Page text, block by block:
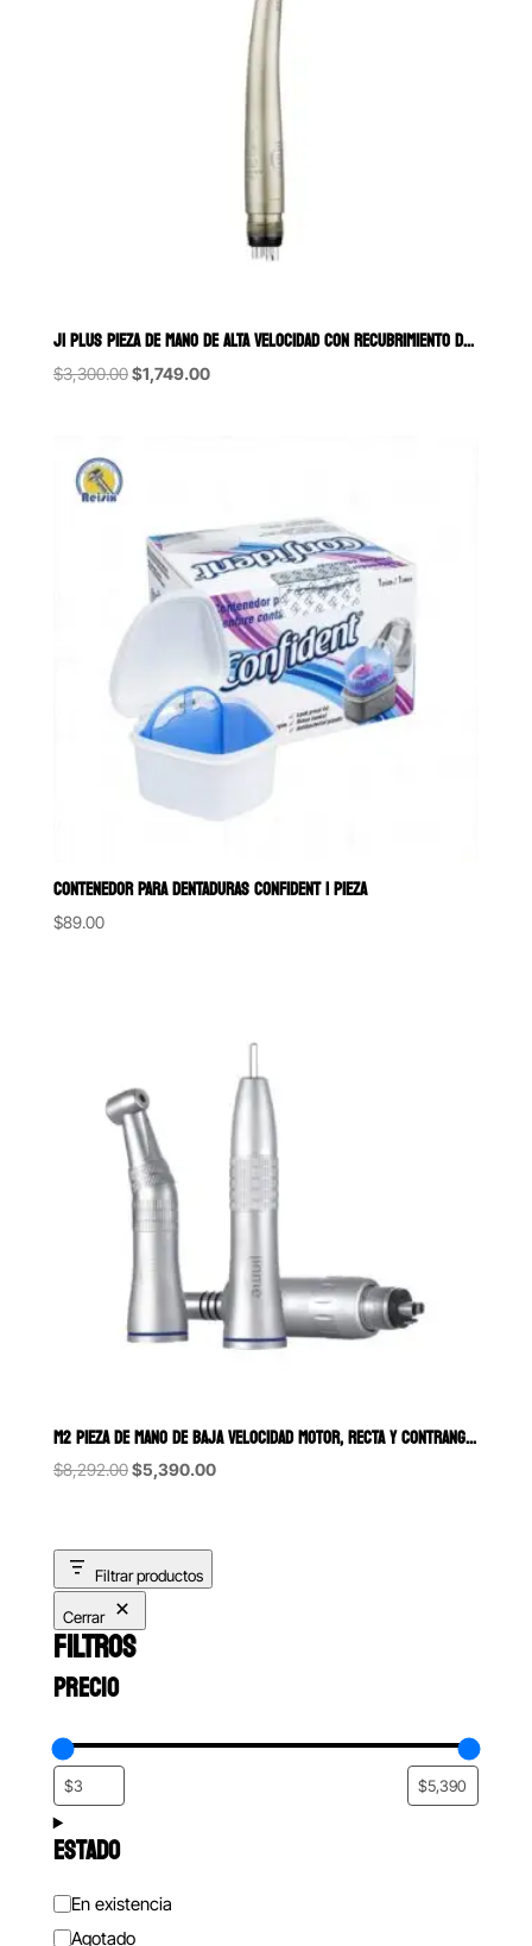
J1 PLUS PIEZA DE MANO DE ALTA VELOCIDAD CON RECUBRIMIENTO DE
$3,300.00Original
$1,749.00Current
CONTENEDOR PARA DENTADURAS CONFIDENT 1 PIEZA
$89.00
M2 PIEZA DE MANO DE BAJA VELOCIDAD MOTOR, RECTA Y CONTRANGULO
$8,292.00Original
$8,292.00.
$5,390.00Current
Filtrar productos
Cerrar
FILTROS
PRECIO
ESTADO
Estado
En existencia
Agotado